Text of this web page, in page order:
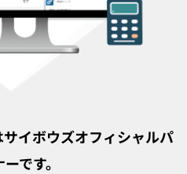
イボウズオフィシャルパ
です。